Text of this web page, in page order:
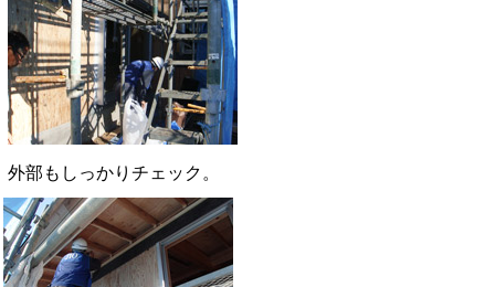
外部もしっかりチェック。